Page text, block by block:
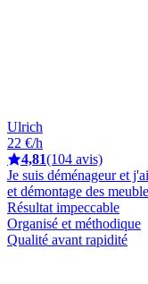
Ulrich
22 €/h
4,81(104 avis)
Je suis déménageur et
et démontage des
Résultat impeccable
Organisé et méthodique
Qualité avant rapidité